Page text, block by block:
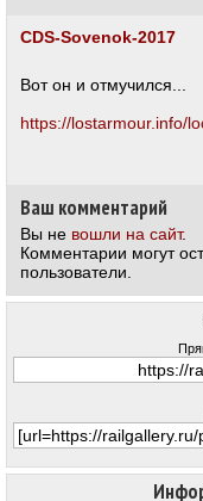
CDS-Sovenok-2017
Вот он и отмучился...
https://lostarmour.info/
Ваш комментарий
Вы не вошли на сайт.
Комментарии могут
пользователи.